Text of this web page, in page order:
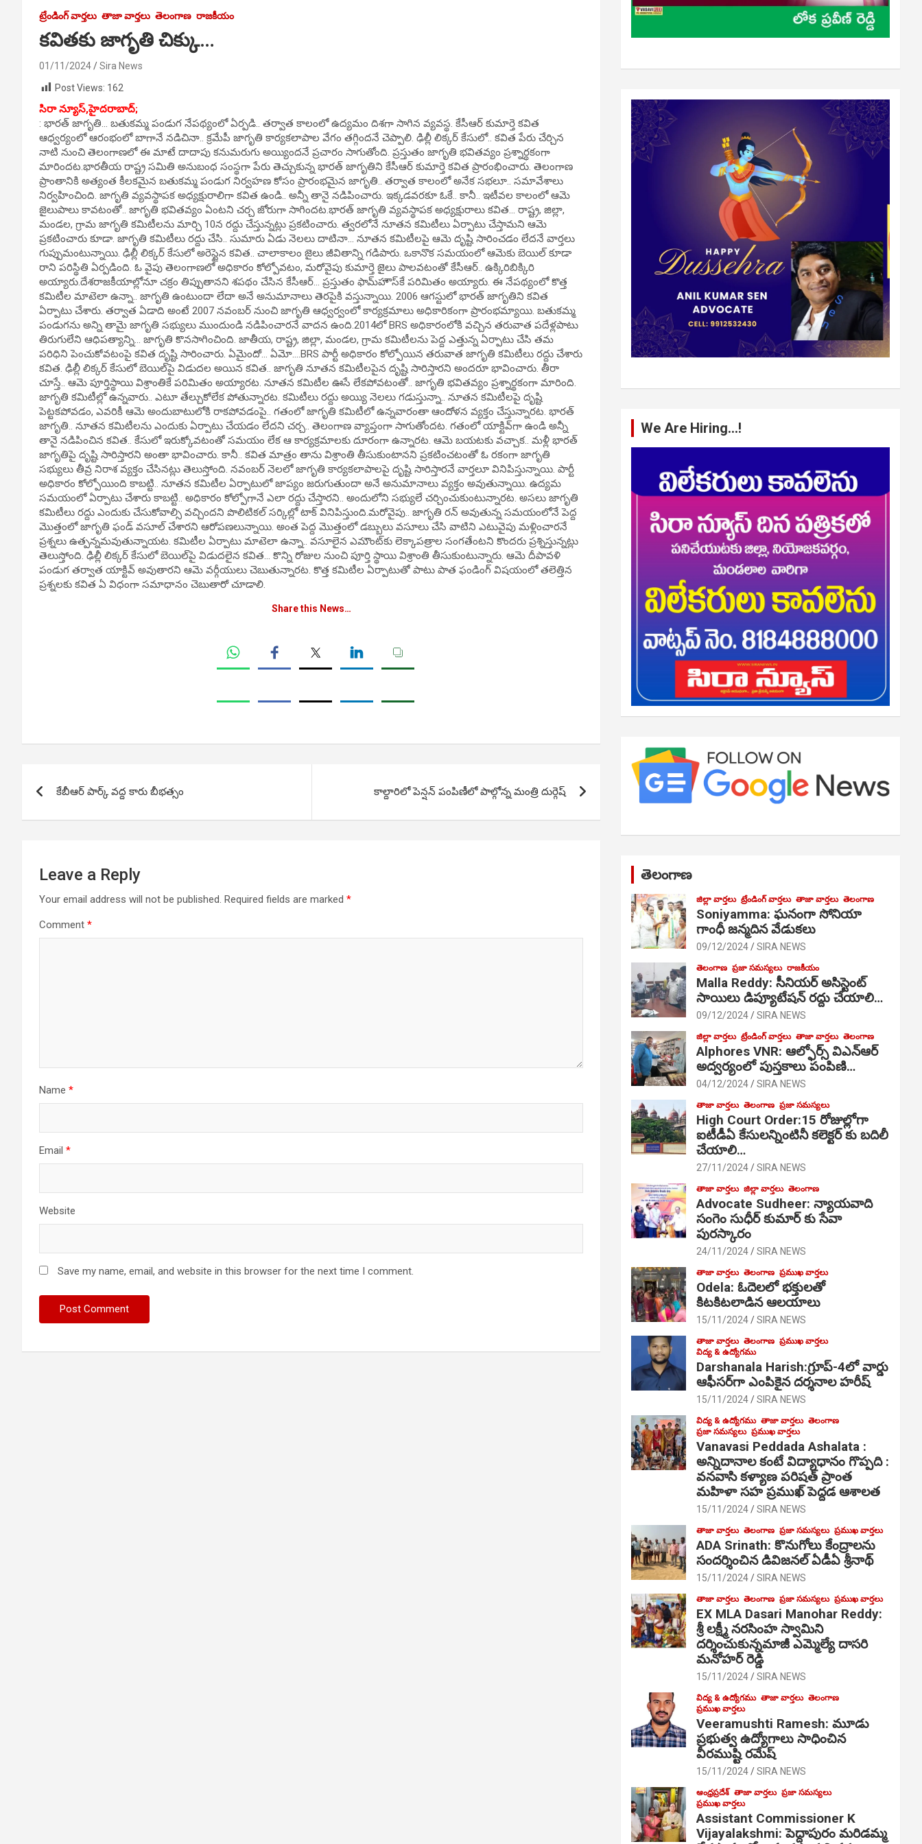
ట్రేండింగ్ వార్తలు తాజా వార్తలు తెలంగాణ రాజకీయం
కవితకు జాగృతి చిక్కు…
01/11/2024
Sira News
Post Views: 162
సిరా న్యూస్,హైదరాబాద్;
: భారత్‌ జాగృతి… బతుకమ్మ పండుగ నేపథ్యంలో ఏర్పడి.. తర్వాత కాలంలో ఉద్యమం దిశగా సాగిన వ్యవస్థ. కేసీఆర్ కుమార్తె కవిత
ఆధ్వర్యంలో ఆరంభంలో బాగానే నడిచినా.. క్రమేపీ జాగృతి కార్యకలాపాల వేగం తగ్గిందనే చెప్పాలి. ఢిల్లీ లిక్కర్ కేసులో.. కవిత పేరు చేర్చిన
నాటి నుంచి తెలంగాణలో ఈ మాటే దాదాపు కనుమరుగు అయ్యిందనే ప్రచారం సాగుతోంది. ప్రస్తుతం జాగృతి భవితవ్యం ప్రశ్నార్థకంగా
మారిందట.భారతీయ రాష్ట్ర సమితి అనుబంధ సంస్థగా పేరు తెచ్చుకున్న భారత్ జాగృతిని కేసీఆర్ కుమార్తె కవిత ప్రారంభించారు. తెలంగాణ
ప్రాంతానికి అత్యంత కీలకమైన బతుకమ్మ పండుగ నిర్వహణ కోసం ప్రారంభమైన జాగృతి.. తర్వాత కాలంలో అనేక సభలూ.. సమావేశాలు
నిర్వహించింది. జాగృతి వ్యవస్థాపక అధ్యక్షురాలిగా కవిత ఉండి.. అన్నీ తానై నడిపించారు. ఇక్కడవరకూ ఓకే.. కానీ.. ఇటీవల కాలంలో ఆమె
జైలుపాలు కావటంతో.. జాగృతి భవితవ్యం ఏంటని చర్చ జోరుగా సాగిందట.భారత్ జాగృతి వ్యవస్థాపక అధ్యక్షురాలు కవిత… రాష్ట్ర, జిల్లా,
మండల, గ్రామ జాగృతి కమిటీలను మార్చి 10న రద్దు చేస్తున్నట్లు ప్రకటించారు. త్వరలోనే నూతన కమిటీలు ఏర్పాటు చేస్తామని ఆమె
ప్రకటించారు కూడా. జాగృతి కమిటీలు రద్దు చేసి.. సుమారు ఏడు నెలలు దాటినా… నూతన కమిటీలపై ఆమె దృష్టి సారించడం లేదనే వార్తలు
గుప్పుమంటున్నాయి. ఢిల్లీ లిక్కర్ కేసులో అరెస్టైన కవిత.. చాలాకాలం జైలు జీవితాన్ని గడిపారు. ఒకానొక సమయంలో ఆమెకు బెయిల్‌ కూడా
రాని పరిస్థితి ఏర్పడింది. ఓ వైపు తెలంగాణలో అధికారం కోల్పోవటం, మరోవైపు కుమార్తె జైలు పాలవటంతో కేసీఆర్‌.. ఉక్కిరిబిక్కిరి
అయ్యారు.దేశరాజకీయాల్లోనూ చక్రం తిప్పుతానని శపథం చేసిన కేసీఆర్‌… ప్రస్తుతం ఫామ్‌హౌస్‌కే పరిమితం అయ్యారు. ఈ నేపథ్యంలో కొత్త
కమిటీల మాటెలా ఉన్నా.. జాగృతి ఉంటుందా లేదా అనే అనుమానాలు తెరపైకి వస్తున్నాయి. 2006 ఆగస్టులో భారత్‌ జాగృతిని కవిత
ఏర్పాటు చేశారు. తర్వాత ఏడాది అంటే 2007 నవంబర్ నుంచి జాగృతి ఆధ్వర్వంలో కార్యక్రమాలు అధికారికంగా ప్రారంభమ్యాయి. బతుకమ్మ
పండుగను అన్ని తామై జాగృతి సభ్యులు ముందుండి నడిపించారనే వాదన ఉంది.2014లో BRS అధికారంలోకి వచ్చిన తరువాత పదేళ్లపాటు
తిరుగులేని ఆధిపత్యాన్ని… జాగృతి కొనసాగించింది. జాతీయ, రాష్ట్ర, జిల్లా, మండల, గ్రామ కమిటీలను పెద్ద ఎత్తున్న ఏర్పాటు చేసి తమ
పరిధిని పెంచుకోవటంపై కవిత దృష్టి సారించారు. ఏమైందో… ఏమో….BRS పార్టీ అధికారం కోల్పోయిన తరువాత జాగృతి కమిటీలు రద్దు చేశారు
కవిత. ఢిల్లీ లిక్కర్ కేసులో బెయిల్‌పై విడుదల అయిన కవిత.. జాగృతి నూతన కమిటీలపైన దృష్టి సారిస్తారని అందరూ భావించారు. తీరా
చూస్తే.. ఆమె పూర్తిస్థాయి విశ్రాంతికే పరిమితం అయ్యారట. నూతన కమిటీల ఊసే లేకపోవటంతో.. జాగృతి భవితవ్యం ప్రశ్నార్థకంగా మారింది.
జాగృతి కమిటీల్లో ఉన్నవారు.. ఎటూ తేల్చుకోలేక పోతున్నారట. కమిటీలు రద్దు అయ్యి నెలలు గడుస్తున్నా.. నూతన కమిటీలపై దృష్టి
పెట్టకపోవడం, ఎవరికీ ఆమె అందుబాటులోకి రాకపోవడంపై.. గతంలో జాగృతి కమిటీలో ఉన్నవారంతా ఆందోళన వ్యక్తం చేస్తున్నారట. భారత్‌
జాగృతి.. నూతన కమిటీలను ఎందుకు ఏర్పాటు చేయడం లేదని చర్చ.. తెలంగాణ వ్యాప్తంగా సాగుతోందట. గతంలో యాక్టివ్‌గా ఉండి అన్నీ
తానై నడిపించిన కవిత.. కేసులో ఇరుక్కోవటంతో సమయం లేక ఆ కార్యక్రమాలకు దూరంగా ఉన్నారట. ఆమె బయటకు వచ్చాక.. మళ్లీ భారత్‌
జాగృతిపై దృష్టి సారిస్తారని అంతా భావించారు. కానీ.. కవిత మాత్రం తాను విశ్రాంతి తీసుకుంటానని ప్రకటించటంతో ఓ రకంగా జాగృతి
సభ్యులు తీవ్ర నిరాశ వ్యక్తం చేసినట్లు తెలుస్తోంది. నవంబర్ నెలలో జాగృతి కార్యకలాపాలపై దృష్టి సారిస్తారనే వార్తలూ వినిపిస్తున్నాయి. పార్టీ
అధికారం కోల్పోయింది కాబట్టి.. నూతన కమిటీల ఏర్పాటులో జాప్యం జరుగుతుందా అనే అనుమానాలు వ్యక్తం అవుతున్నాయి. ఉద్యమ
సమయంలో ఏర్పాటు చేశారు కాబట్టి.. అధికారం కోల్పోగానే ఎలా రద్దు చేస్తారని.. అందులోని సభ్యులే చర్చించుకుంటున్నారట. అసలు జాగృతి
కమిటీలు రద్దు ఎందుకు చేసుకోవాల్సి వచ్చిందని పొలిటికల్ సర్కిల్లో టాక్ వినిపిస్తుంది.మరోవైపు.. జాగృతి రన్ అవుతున్న సమయంలోనే పెద్ద
మొత్తంలో జాగృతి ఫండ్ వసూల్ చేశారని ఆరోపణలున్నాయి. అంత పెద్ద మొత్తంలో డబ్బులు వసూలు చేసి వాటిని ఎటువైపు మళ్లించారనే
ప్రశ్నలు ఉత్పన్నమవుతున్నాయట. కమిటీల ఏర్పాటు మాటెలా ఉన్నా.. వసూలైన ఎమౌంట్‌కు లెక్కాపత్రాల సంగతేంటని కొందరు ప్రశ్నిస్తున్నట్లు
తెలుస్తోంది. ఢిల్లీ లిక్కర్ కేసులో బెయిల్‌పై విడుదలైన కవిత… కొన్ని రోజుల నుంచి పూర్తి స్థాయి విశ్రాంతి తీసుకుంటున్నారు. ఆమె దీపావళి
పండుగ తర్వాత యాక్టివ్ అవుతారని ఆమె వర్గీయులు చెబుతున్నారట. కొత్త కమిటీల ఏర్పాటుతో పాటు పాత ఫండింగ్‌ విషయంలో తలెత్తిన
ప్రశ్నలకు కవిత ఏ విధంగా సమాధానం చెబుతారో చూడాలి.
Share this News…
navigation
కేబీఆర్ పార్క్ వద్ద కారు బీభత్సం కాల్దారిలో పెన్షన్ పంపిణీలో పాల్గోన్న మంత్రి దుర్గెష్
Leave a Reply
Your email address will not be published. Required fields are marked *
Comment *
Name *
Email *
Website
Save my name, email, and website in this browser for the next time I comment.
We Are Hiring…!
తెలంగాణ
జిల్లా వార్తలు ట్రేండింగ్ వార్తలు తాజా వార్తలు తెలంగాణ
Soniyamma: ఘ‌నంగా సోనియా
గాంధీ జ‌న్మ‌దిన వేడుక‌లు
09/12/2024 SIRA NEWS
తెలంగాణ ప్రజా సమస్యలు రాజకీయం
Malla Reddy: సీనియర్ అసిస్టెంట్
సాయిలు డిప్యూటేషన్ రద్దు చేయాలి…
09/12/2024 SIRA NEWS
జిల్లా వార్తలు ట్రేండింగ్ వార్తలు తాజా వార్తలు తెలంగాణ
Alphores VNR: ఆల్ఫోర్స్ విఎన్ఆర్
అద్వర్యంలో పుస్తకాలు పంపిణి…
04/12/2024 SIRA NEWS
తాజా వార్తలు తెలంగాణ ప్రజా సమస్యలు
High Court Order:15 రోజుల్లోగా
ఐటీడీఏ కేసులన్నింటినీ కలెక్టర్ కు బదిలీ
చేయాలి…
27/11/2024 SIRA NEWS
తాజా వార్తలు జిల్లా వార్తలు తెలంగాణ
Advocate Sudheer: న్యాయవాది
సంగెం సుధీర్ కుమార్ కు సేవా
పురస్కారం
24/11/2024 SIRA NEWS
తాజా వార్తలు తెలంగాణ ప్రముఖ వార్తలు
Odela: ఓదెల‌లో భక్తులతో
కిటకిటలాడిన ఆల‌యాలు
15/11/2024 SIRA NEWS
తాజా వార్తలు తెలంగాణ ప్రముఖ వార్తలు
విద్య & ఉద్యోగము
Darshanala Harish:గ్రూప్-4లో వార్డు
ఆఫీసర్‌గా ఎంపికైన దర్శనాల హరీష్
15/11/2024 SIRA NEWS
విద్య & ఉద్యోగము తాజా వార్తలు తెలంగాణ
ప్రజా సమస్యలు ప్రముఖ వార్తలు
Vanavasi Peddada Ashalata :
అన్నిదానాల కంటే విద్యాధానం గొప్పది :
వనవాసి కళ్యాణ పరిషత్ ప్రాంత
మహిళా సహ ప్రముఖ్ పెద్దడ ఆశాలత
15/11/2024 SIRA NEWS
తాజా వార్తలు తెలంగాణ ప్రజా సమస్యలు ప్రముఖ వార్తలు
ADA Srinath: కొనుగోలు కేంద్రాల‌ను
సంద‌ర్శించిన డివిజనల్ ఏడీఏ శ్రీనాథ్
15/11/2024 SIRA NEWS
తాజా వార్తలు తెలంగాణ ప్రజా సమస్యలు ప్రముఖ వార్తలు
EX MLA Dasari Manohar Reddy:
శ్రీ లక్ష్మీ నరసింహ స్వామిని
దర్శించుకున్నమాజీ ఎమ్మెల్యే దాసరి
మనోహర్ రెడ్డి
15/11/2024 SIRA NEWS
విద్య & ఉద్యోగము తాజా వార్తలు తెలంగాణ
ప్రముఖ వార్తలు
Veeramushti Ramesh: మూడు
ప్రభుత్వ ఉద్యోగాలు సాధించిన
వీరముష్టి రమేష్
15/11/2024 SIRA NEWS
ఆంధ్రప్రదేశ్ తాజా వార్తలు ప్రజా సమస్యలు
ప్రముఖ వార్తలు
Assistant Commissioner K
Vijayalakshmi: పెద్దాపురం మరిడమ్మ